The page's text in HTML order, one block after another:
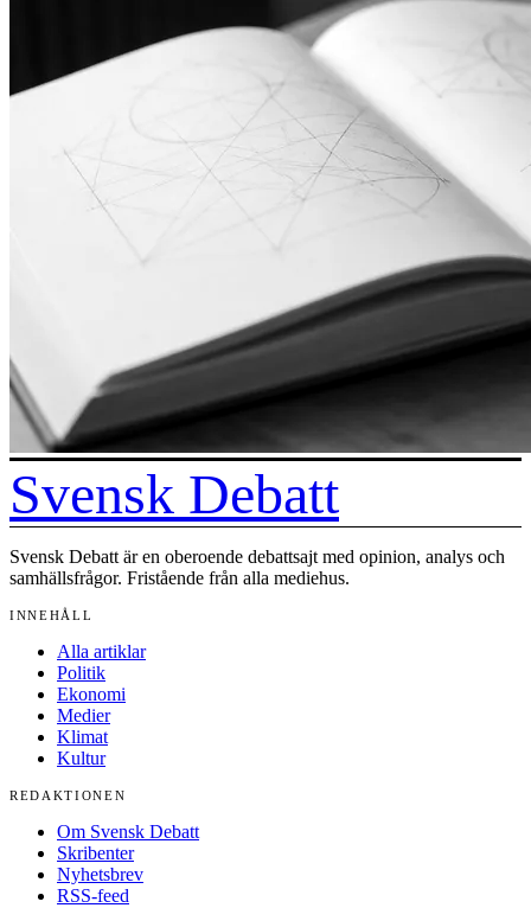
Svensk Debatt
Svensk Debatt är en oberoende debattsajt med opinion, analys och
samhällsfrågor. Fristående från alla mediehus.
INNEHÅLL
Alla artiklar
Politik
Ekonomi
Medier
Klimat
Kultur
REDAKTIONEN
Om Svensk Debatt
Skribenter
Nyhetsbrev
RSS-feed